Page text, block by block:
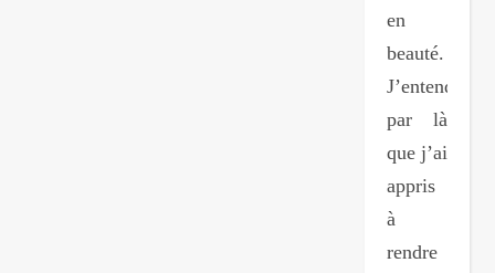
en
beauté.
J’entends
par là
que j’ai
appris
à
rendre